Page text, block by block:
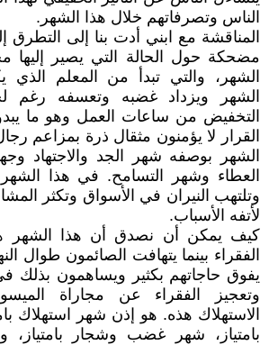
الناس وتصرفاتهم خلال هذا الشهر.
المناقشة مع ابني أدت بنا إلى التطرق
مضحكة حول الحالة التي يصير إليها
الشهر، والتي تبدأ من المعلم
الشهر ويزداد غضبه وتعسفه رغم
التخفيض من ساعات العمل وهو ما
القرار لا يؤمنون مثقال ذرة بمزاعم
الشهر بوصفه شهر الجد والاجتهاد
العطاء وشهر التسامح. في هذا
وتلتهب النيران في الأسواق وتكثر
لأتفه الأسباب.
كيف يمكن أن نصدق أن هذا الشهر
الفقراء بينما يتهافت الصائمون طوال
يفوق حاجاتهم بكثير ويساهمون بذلك في
وتعجيز الفقراء عن مجاراة
الاستهلاك هذه. هو إذن شهر استهلاك
بامتياز، شهر غضب وشجار بامتياز،